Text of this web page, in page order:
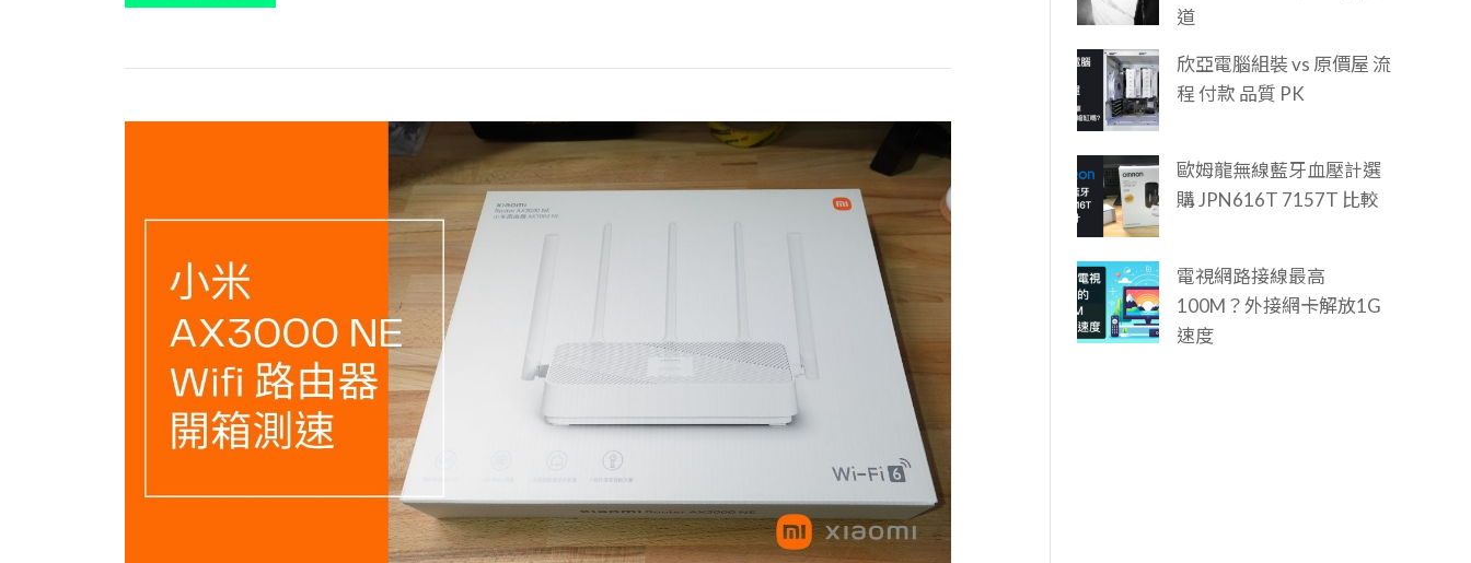
道
欣亞電腦組裝 vs 原價屋 流
程 付款 品質 PK
歐姆龍無線藍牙血壓計選
購 JPN616T 7157T 比較
電視網路接線最高
100M？外接網卡解放1G
速度